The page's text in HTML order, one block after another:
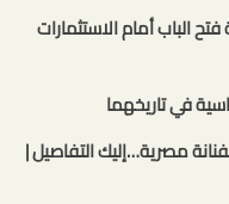
الباب أمام الاستثمارات
في تاريخهما
مصرية…إليك التفاصيل |